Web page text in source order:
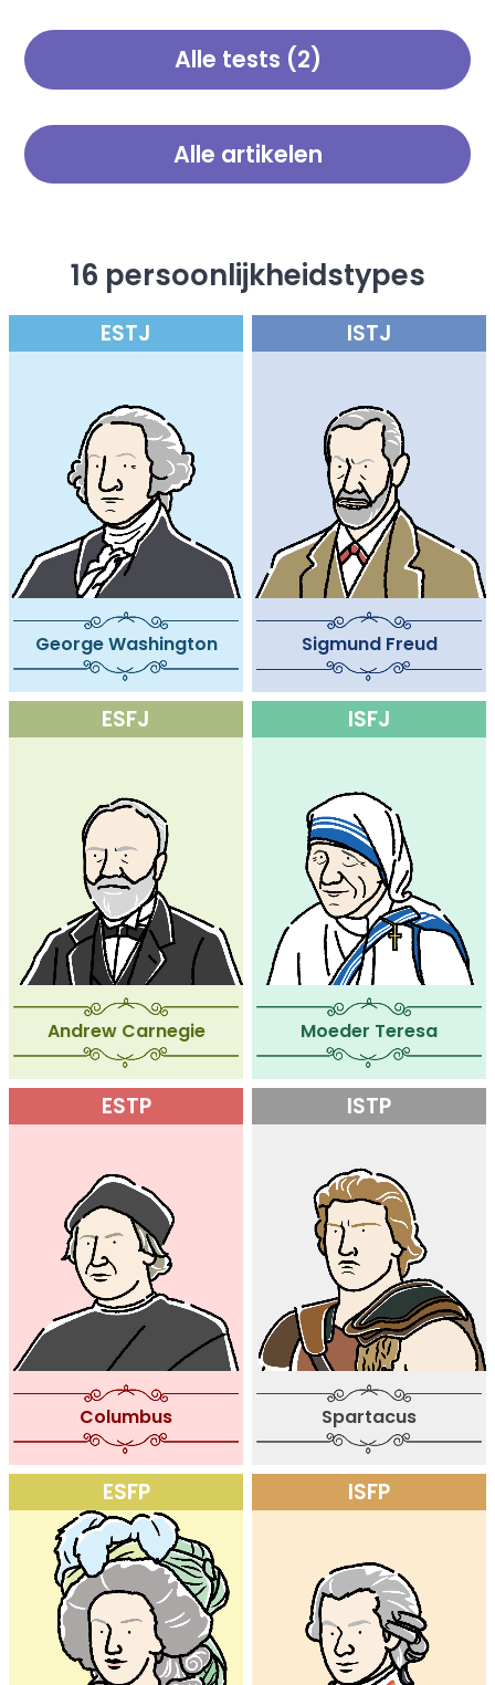
hebben als Edison en Einstein!
Doe deze test om nieuwe
inzichten over jezelf en je
ontdekken!
Alle tests (2)
Alle artikelen
16 persoonlijkheidstypes
ESTJ
George Washington
ISTJ
Sigmund Freud
ESFJ
Andrew Carnegie
ISFJ
Moeder Teresa
ESTP
Columbus
ISTP
Spartacus
ESFP ISFP